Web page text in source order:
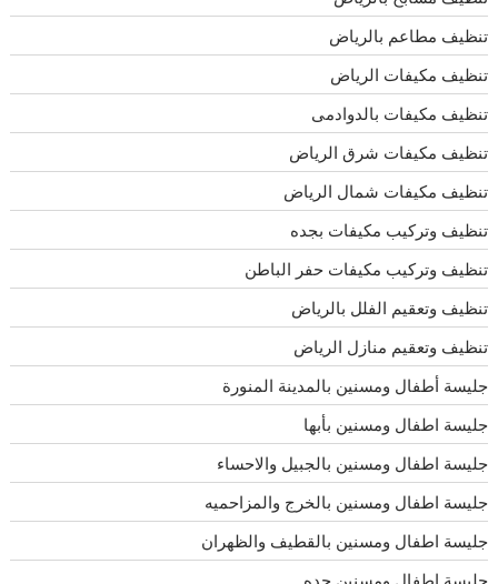
تنظيف مطاعم بالرياض
تنظيف مكيفات الرياض
تنظيف مكيفات بالدوادمى
تنظيف مكيفات شرق الرياض
تنظيف مكيفات شمال الرياض
تنظيف وتركيب مكيفات بجده
تنظيف وتركيب مكيفات حفر الباطن
تنظيف وتعقيم الفلل بالرياض
تنظيف وتعقيم منازل الرياض
جليسة أطفال ومسنين بالمدينة المنورة
جليسة اطفال ومسنين بأبها
جليسة اطفال ومسنين بالجبيل والاحساء
جليسة اطفال ومسنين بالخرج والمزاحميه
جليسة اطفال ومسنين بالقطيف والظهران